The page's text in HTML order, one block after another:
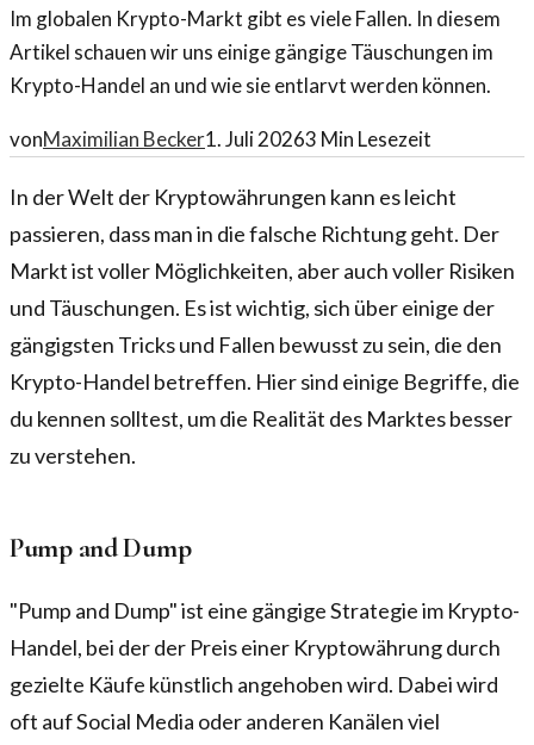
Im globalen Krypto-Markt gibt es viele Fallen. In diesem
Artikel schauen wir uns einige gängige Täuschungen im
Krypto-Handel an und wie sie entlarvt werden können.
vonMaximilian Becker1. Juli 20263 Min Lesezeit
In der Welt der Kryptowährungen kann es leicht
passieren, dass man in die falsche Richtung geht. Der
Markt ist voller Möglichkeiten, aber auch voller Risiken
und Täuschungen. Es ist wichtig, sich über einige der
gängigsten Tricks und Fallen bewusst zu sein, die den
Krypto-Handel betreffen. Hier sind einige Begriffe, die
du kennen solltest, um die Realität des Marktes besser
zu verstehen.
Pump and Dump
"Pump and Dump" ist eine gängige Strategie im Krypto-
Handel, bei der der Preis einer Kryptowährung durch
gezielte Käufe künstlich angehoben wird. Dabei wird
oft auf Social Media oder anderen Kanälen viel